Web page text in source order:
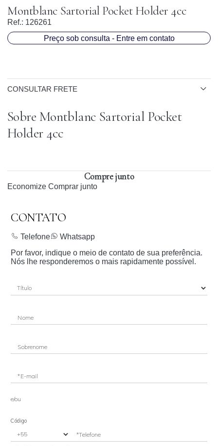
Montblanc Sartorial Pocket Holder 4cc
Ref.: 126261
Preço sob consulta - Entre em contato
CONSULTAR FRETE
Sobre Montblanc Sartorial Pocket
Holder 4cc
Compre junto
Economize Comprar junto
CONTATO
Telefone
Whatsapp
Por favor, indique o meio de contato de sua preferência.
Nós lhe responderemos o mais rapidamente possível.
Nome
Sobrenome
*E-mail
e/ou
Código
*Telefone